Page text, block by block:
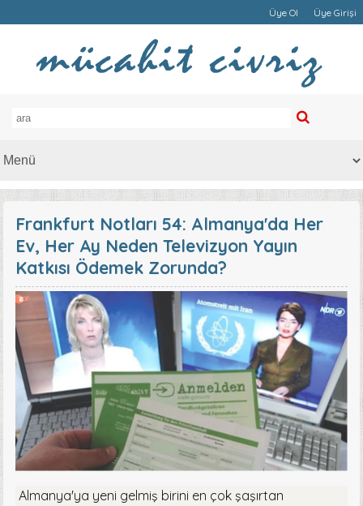
Üye Ol Üye Girişi
Frankfurt Notları 54: Almanya'da Her
Ev, Her Ay Neden Televizyon Yayın
Katkısı Ödemek Zorunda?
Almanya'ya yeni gelmiş birini en çok şaşırtan